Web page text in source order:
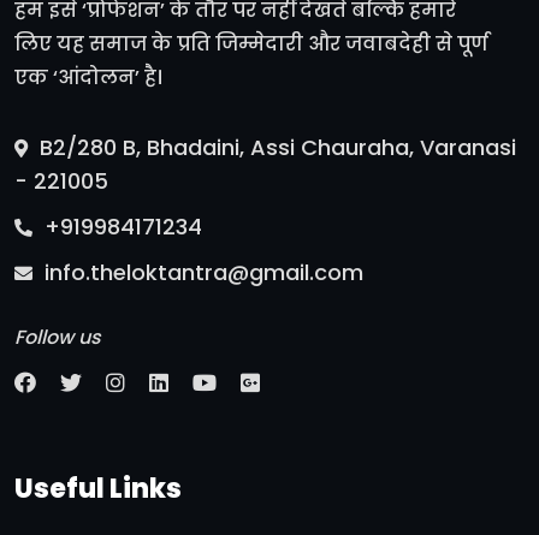
हम इसे ‘प्रोफेशन’ के तौर पर नहीं देखते बल्कि हमारे
लिए यह समाज के प्रति जिम्मेदारी और जवाबदेही से पूर्ण
एक ‘आंदोलन’ है।
B2/280 B, Bhadaini, Assi Chauraha, Varanasi
- 221005
+919984171234
info.theloktantra@gmail.com
Follow us
Useful Links